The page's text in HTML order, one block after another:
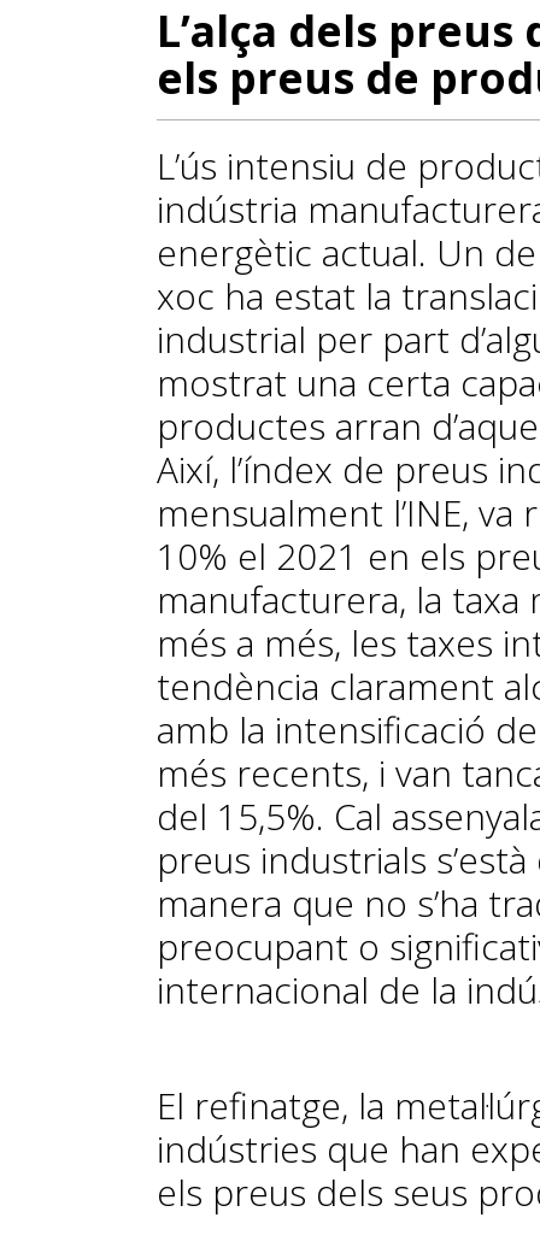
L’alça dels
els preus de
L’ús intensiu de
indústria
energètic actual. Un
xoc ha estat la
industrial per part
mostrat una certa
productes arran
Així, l’índex de preus
mensualment l’INE,
10% el 2021 en els
manufacturera, la taxa
més a més, les taxes
tendència clarament
amb la intensificació
més recents, i van
del 15,5%. Cal
preus industrials
manera que no s’ha
preocupant o
internacional de la
El refinatge, la
indústries que han
els preus dels seus